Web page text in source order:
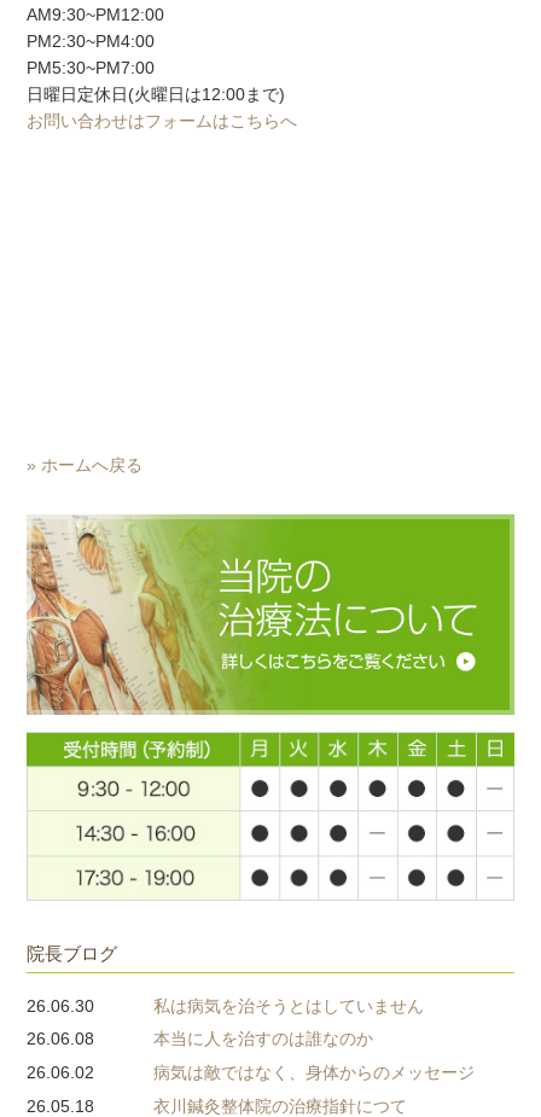
AM9:30~PM12:00
PM2:30~PM4:00
PM5:30~PM7:00
日曜日定休日(火曜日は12:00まで)
お問い合わせはフォームはこちらへ
» ホームへ戻る
院長ブログ
26.06.30
私は病気を治そうとはしていません
26.06.08
本当に人を治すのは誰なのか
26.06.02
病気は敵ではなく、身体からのメッセージ
26.05.18
衣川鍼灸整体院の治療指針につて